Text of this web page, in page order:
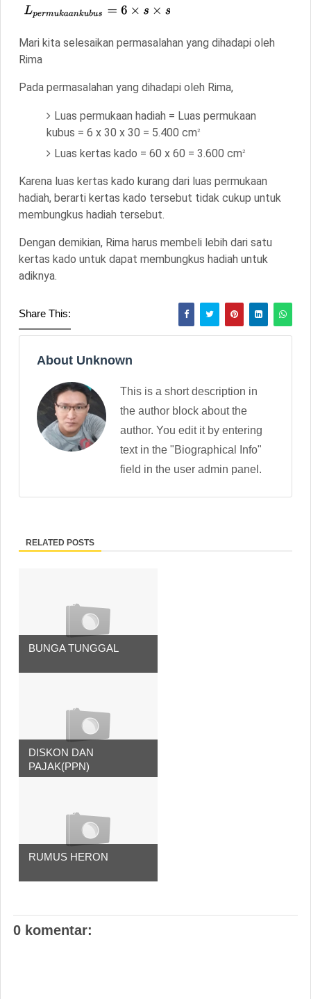
Mari kita selesaikan permasalahan yang dihadapi oleh
Rima
Pada permasalahan yang dihadapi oleh Rima,
Luas permukaan hadiah = Luas permukaan
kubus = 6 x 30 x 30 = 5.400 cm2
Luas kertas kado = 60 x 60 = 3.600 cm2
Karena luas kertas kado kurang dari luas permukaan
hadiah, berarti kertas kado tersebut tidak cukup untuk
membungkus hadiah tersebut.
Dengan demikian, Rima harus membeli lebih dari satu
kertas kado untuk dapat membungkus hadiah untuk
adiknya.
Share This:
About Unknown
This is a short description in
the author block about the
author. You edit it by entering
text in the "Biographical Info"
field in the user admin panel.
RELATED POSTS
BUNGA TUNGGAL
DISKON DAN
PAJAK(PPN)
RUMUS HERON
0 komentar: